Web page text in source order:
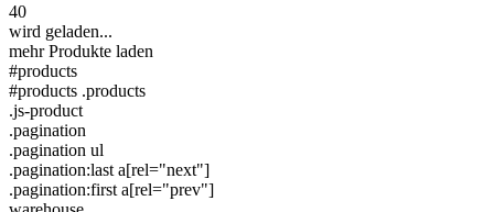
40
wird geladen...
mehr Produkte laden
#products
#products .products
.js-product
.pagination
.pagination ul
.pagination:last a[rel="next"]
.pagination:first a[rel="prev"]